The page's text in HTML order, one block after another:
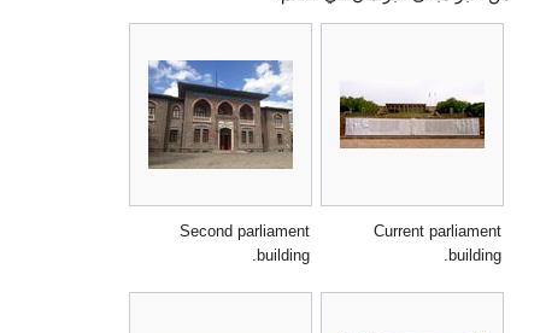
Current parliament
building.
Second parliament
building.